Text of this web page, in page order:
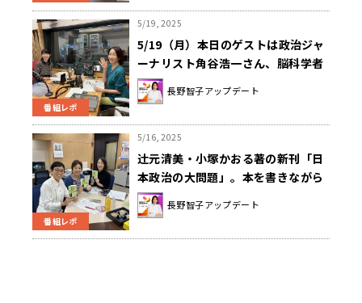
番組レポ
5/19, 2025
5/19（月）本日のゲストは政治ジャ
ーナリスト角谷浩一さん、脳科学者
の中野信子さんでした！
長野智子アップデート
番組レポ
5/16, 2025
辻󠄀元清美・小塚かおる著の新刊「日
本政治の大問題」。本を書きながら
気づいた大きな発見とは？
長野智子アップデート